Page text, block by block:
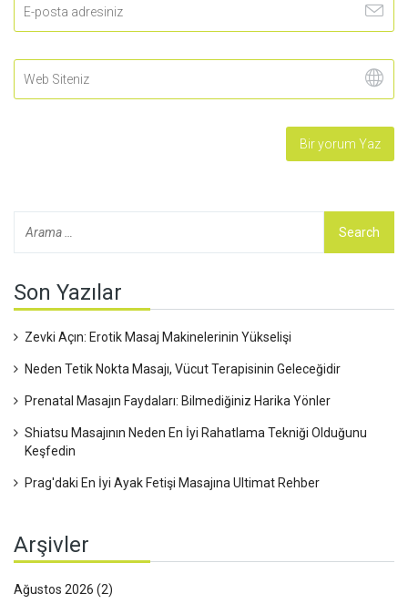
Son Yazılar
Zevki Açın: Erotik Masaj Makinelerinin Yükselişi
Neden Tetik Nokta Masajı, Vücut Terapisinin Geleceğidir
Prenatal Masajın Faydaları: Bilmediğiniz Harika Yönler
Shiatsu Masajının Neden En İyi Rahatlama Tekniği Olduğunu
Keşfedin
Prag'daki En İyi Ayak Fetişi Masajına Ultimat Rehber
Arşivler
Ağustos 2026 (2)